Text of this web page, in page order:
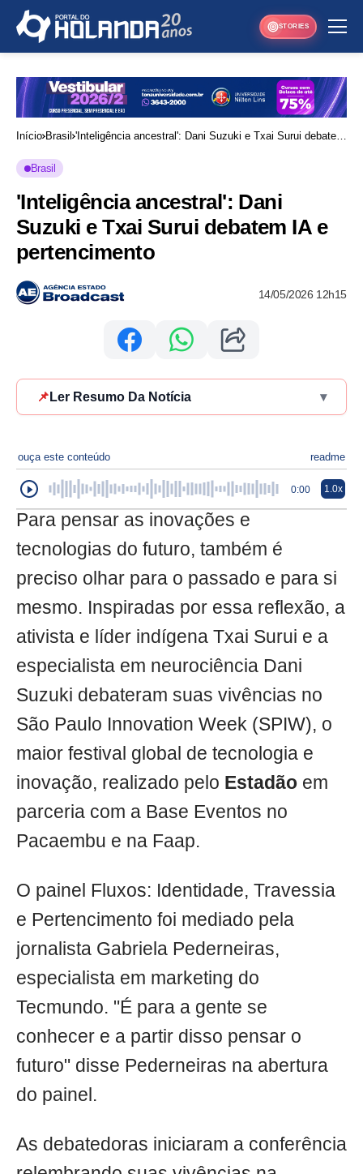
STORIES
Início Brasil 'Inteligência ancestral': Dani Suzuki e Txai Surui debatem
Brasil
'Inteligência ancestral': Dani
Suzuki e Txai Surui debatem IA e
pertencimento
14/05/2026 12h15
📌 Ler Resumo Da Notícia ▾
ouça este conteúdo readme
0:00 1.0x
Para pensar as inovações e
tecnologias do futuro, também é
preciso olhar para o passado e para si
mesmo. Inspiradas por essa reflexão, a
ativista e líder indígena Txai Surui e a
especialista em neurociência Dani
Suzuki debateram suas vivências no
São Paulo Innovation Week (SPIW), o
maior festival global de tecnologia e
inovação, realizado pelo Estadão em
parceria com a Base Eventos no
Pacaembu e na Faap.
O painel Fluxos: Identidade, Travessia
e Pertencimento foi mediado pela
jornalista Gabriela Pederneiras,
especialista em marketing do
Tecmundo. "É para a gente se
conhecer e a partir disso pensar o
futuro" disse Pederneiras na abertura
do painel.
As debatedoras iniciaram a conferência